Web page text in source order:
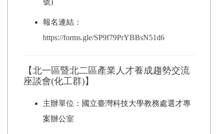
號)
報名連結：
https://forms.gle/SP9f79PrYBBsN51d6
【北一區暨北二區產業人才養成趨勢交流
座談會(化工群)】
主辦單位：國立臺灣科技大學教務處選才專
案辦公室